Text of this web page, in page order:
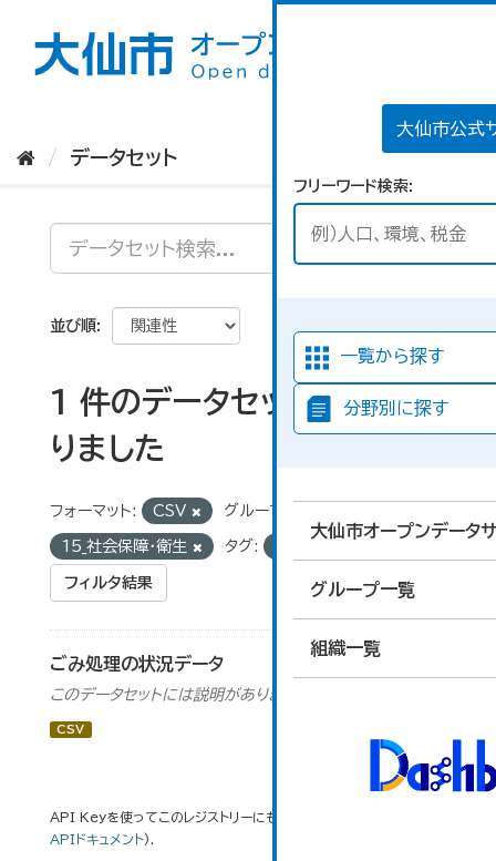
大仙市公式
フリーワード検索
一覧から探す
分野別に探す
大仙市オープンデータ
グループ一覧
組織一覧
データセット
並び順
1 件のデータセットが見つか
りました
フォーマット: CSV グループ:
15_社会保障・衛生 タグ:
フィルタ結果
ごみ処理の状況データ
このデータセットには説明がありません
CSV
API Keyを使ってこのレジストリーにもアクセス可能です
APIドキュメント).